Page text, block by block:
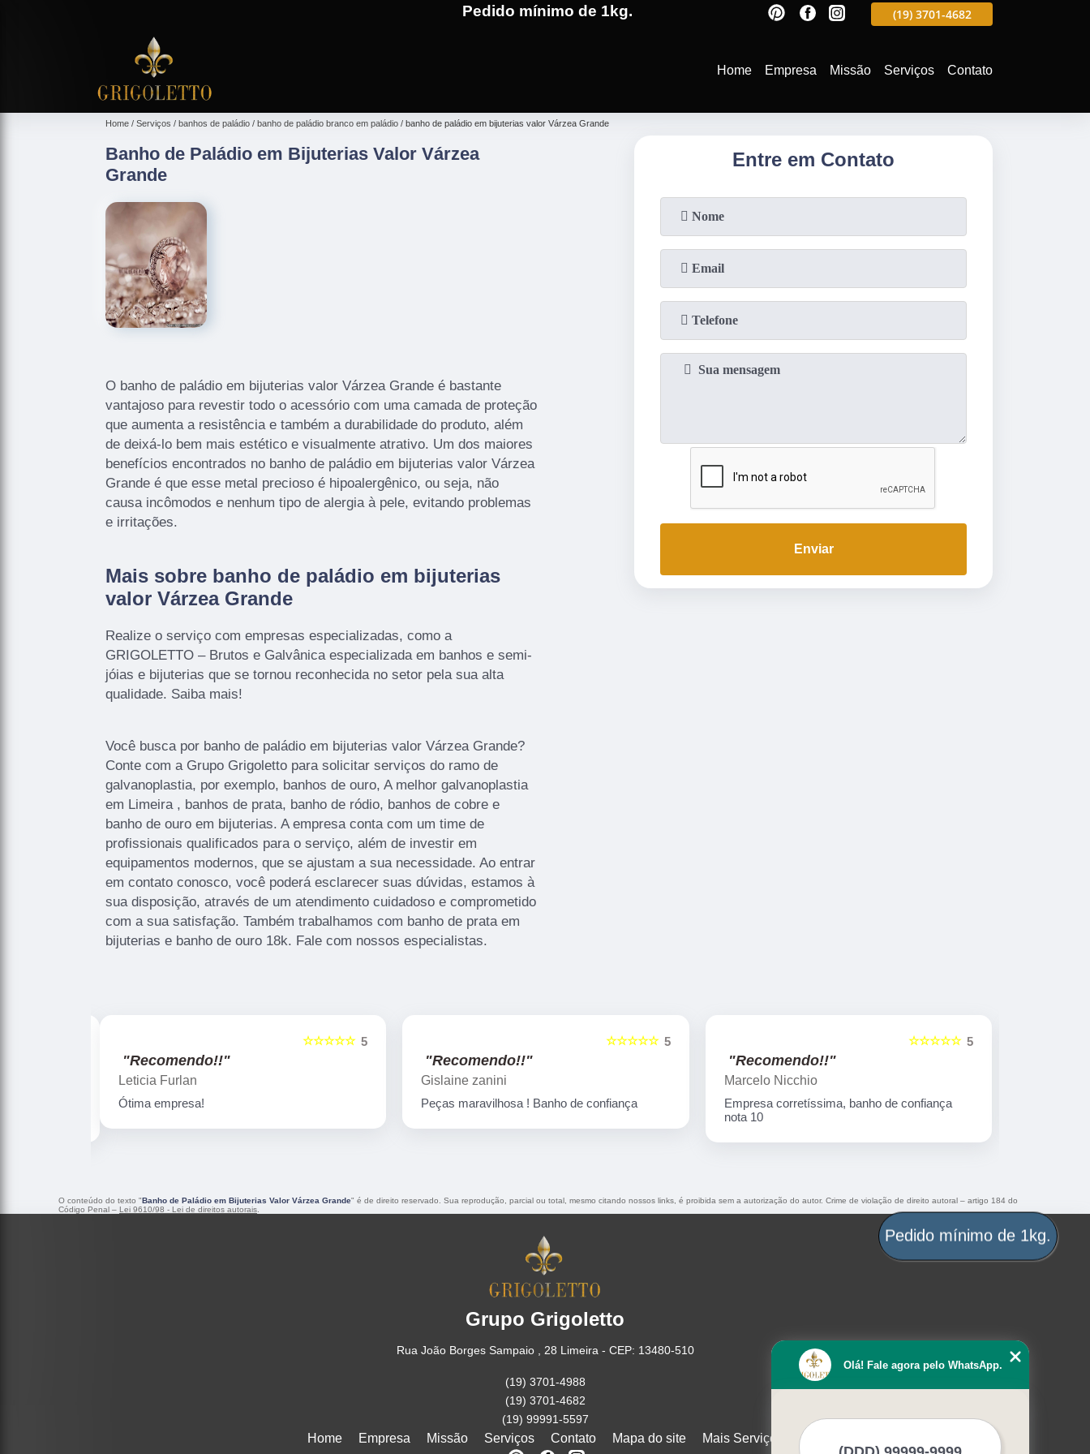
Pedido mínimo de 1kg.
(19)3701-4682 (19) 3701-4988 (19) 3701-4682
Home Empresa Missão Serviços Contato
Home Serviços banhos de paládio banho de paládio branco em paládio banho de paládio em bijuterias valor Várzea Grande
Banho de Paládio em Bijuterias Valor Várzea
Grande
O banho de paládio em bijuterias valor Várzea Grande é bastante
vantajoso para revestir todo o acessório com uma camada de proteção
que aumenta a resistência e também a durabilidade do produto, além
de deixá-lo bem mais estético e visualmente atrativo. Um dos maiores
benefícios encontrados no banho de paládio em bijuterias valor Várzea
Grande é que esse metal precioso é hipoalergênico, ou seja, não
causa incômodos e nenhum tipo de alergia à pele, evitando problemas
e irritações.
Mais sobre banho de paládio em bijuterias
valor Várzea Grande
Realize o serviço com empresas especializadas, como a
GRIGOLETTO – Brutos e Galvânica especializada em banhos e semi-
jóias e bijuterias que se tornou reconhecida no setor pela sua alta
qualidade. Saiba mais!
Você busca por banho de paládio em bijuterias valor Várzea Grande?
Conte com a Grupo Grigoletto para solicitar serviços do ramo de
galvanoplastia, por exemplo, banhos de ouro, A melhor galvanoplastia
em Limeira , banhos de prata, banho de ródio, banhos de cobre e
banho de ouro em bijuterias. A empresa conta com um time de
profissionais qualificados para o serviço, além de investir em
equipamentos modernos, que se ajustam a sua necessidade. Ao entrar
em contato conosco, você poderá esclarecer suas dúvidas, estamos à
sua disposição, através de um atendimento cuidadoso e comprometido
com a sua satisfação. Também trabalhamos com banho de prata em
bijuterias e banho de ouro 18k. Fale com nossos especialistas.
Entre em Contato
Enviar
"Recomendo!!"
Peças maravilhosa ! Banho de confiança
"Recomendo!!"
Empresa corretíssima, banho de confiança
"Recomendo!!"
Ótima empresa!
O conteúdo do texto "Banho de Paládio em Bijuterias Valor Várzea Grande" é de direito reservado. Sua reprodução, parcial ou total, mesmo citando nossos links, é proibida sem a autorização do autor. Crime de violação de direito autoral – artigo 184 do
Código Penal – Lei 9610/98 - Lei de direitos autorais
Grupo Grigoletto
Rua João Borges Sampaio , 28 Limeira - CEP: 13480-510
(19) 3701-4988
(19) 3701-4682
(19) 99991-5597
Home Empresa Missão Serviços Contato Mapa do site Mais Serviços
Olá! Fale agora pelo WhatsApp.
Pedido mínimo de 1kg.